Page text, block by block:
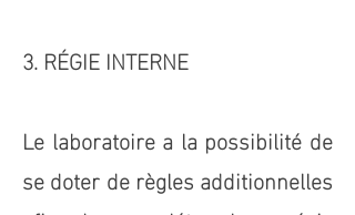
3. RÉGIE INTERNE
Le laboratoire a la possibilité de
se doter de règles additionnelles